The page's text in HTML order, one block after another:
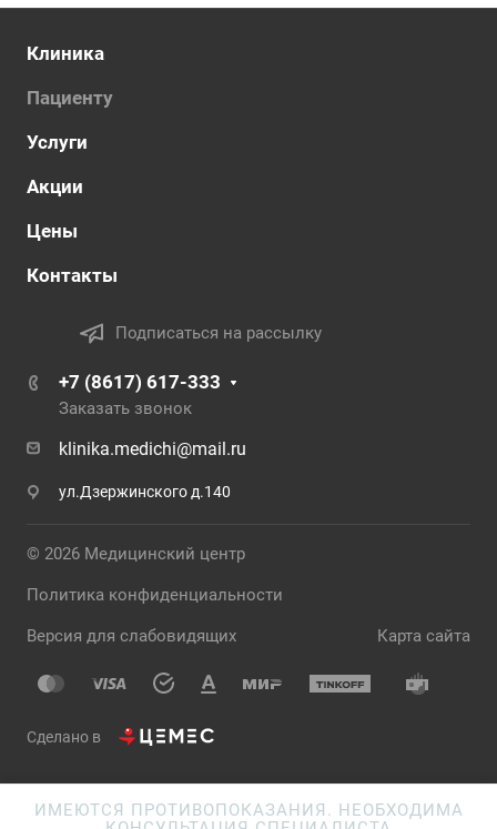
Клиника
Пациенту
Услуги
Акции
Цены
Контакты
Подписаться на рассылку
+7 (8617) 617-333
Заказать звонок
klinika.medichi@mail.ru
ул.Дзержинского д.140
© 2026 Медицинский центр
Политика конфиденциальности
Версия для слабовидящих Карта сайта
Сделано в
ИМЕЮТСЯ ПРОТИВОПОКАЗАНИЯ. НЕОБХОДИМА